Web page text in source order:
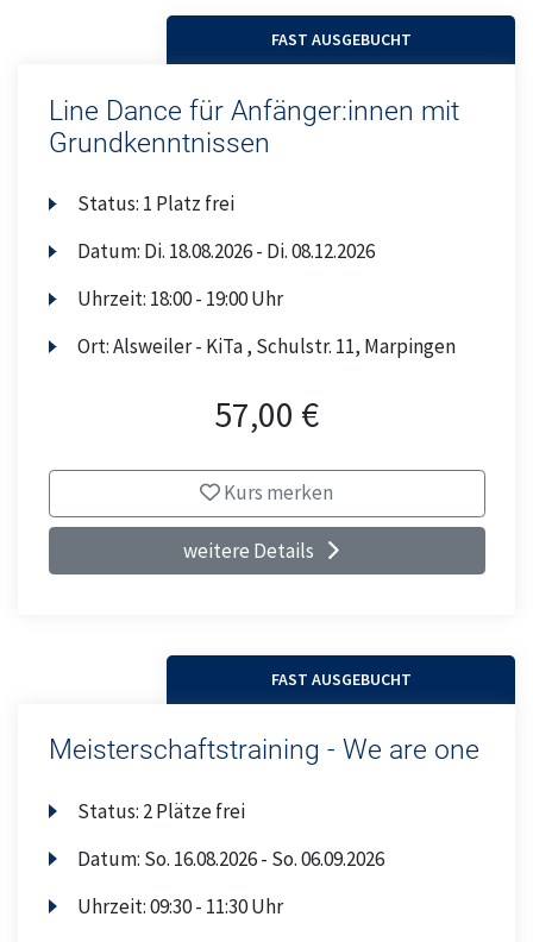
FAST AUSGEBUCHT
Line Dance für Anfänger:innen mit
Grundkenntnissen
Status: 1 Platz frei
Datum: Di. 18.08.2026 - Di.08.12.2026
Uhrzeit: 18:00 - 19:00 Uhr
Ort:Alsweiler - KiTa , Schulstr. 11, Marpingen
57,00 €
Kurs merken
weitere Details
FAST AUSGEBUCHT
Meisterschaftstraining - We are one
Status: 2 Plätze frei
Datum: So. 16.08.2026 - So.06.09.2026
Uhrzeit:09:30 - 11:30 Uhr